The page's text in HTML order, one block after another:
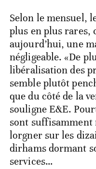
Selon le mensuel,
plus en plus rares,
aujourd’hui, une
négligeable. «De
libéralisation des
semble plutôt
que du côté de la
souligne E&E.
sont suffisamment
lorgner sur les
dirhams dormant
services…